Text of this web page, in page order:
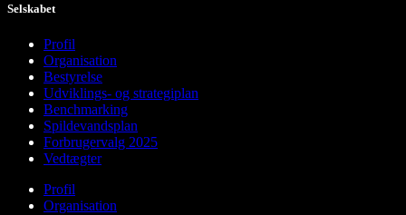
Selskabet
Profil
Organisation
Bestyrelse
Udviklings- og strategiplan
Benchmarking
Spildevandsplan
Forbrugervalg 2025
Vedtægter
Profil
Organisation